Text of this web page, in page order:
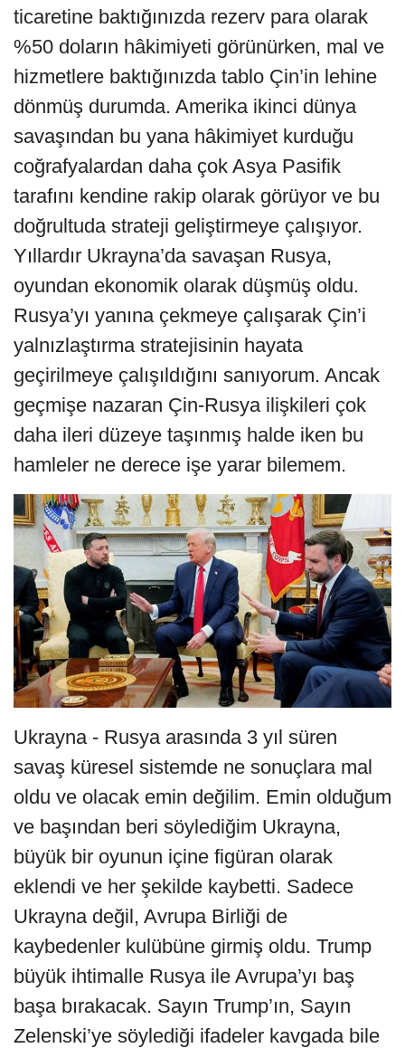
ticaretine baktığınızda rezerv para olarak
%50 doların hâkimiyeti görünürken, mal ve
hizmetlere baktığınızda tablo Çin’in lehine
dönmüş durumda. Amerika ikinci dünya
savaşından bu yana hâkimiyet kurduğu
coğrafyalardan daha çok Asya Pasifik
tarafını kendine rakip olarak görüyor ve bu
doğrultuda strateji geliştirmeye çalışıyor.
Yıllardır Ukrayna’da savaşan Rusya,
oyundan ekonomik olarak düşmüş oldu.
Rusya’yı yanına çekmeye çalışarak Çin’i
yalnızlaştırma stratejisinin hayata
geçirilmeye çalışıldığını sanıyorum. Ancak
geçmişe nazaran Çin-Rusya ilişkileri çok
daha ileri düzeye taşınmış halde iken bu
hamleler ne derece işe yarar bilemem.
Ukrayna - Rusya arasında 3 yıl süren
savaş küresel sistemde ne sonuçlara mal
oldu ve olacak emin değilim. Emin olduğum
ve başından beri söylediğim Ukrayna,
büyük bir oyunun içine figüran olarak
eklendi ve her şekilde kaybetti. Sadece
Ukrayna değil, Avrupa Birliği de
kaybedenler kulübüne girmiş oldu. Trump
büyük ihtimalle Rusya ile Avrupa’yı baş
başa bırakacak. Sayın Trump’ın, Sayın
Zelenski’ye söylediği ifadeler kavgada bile